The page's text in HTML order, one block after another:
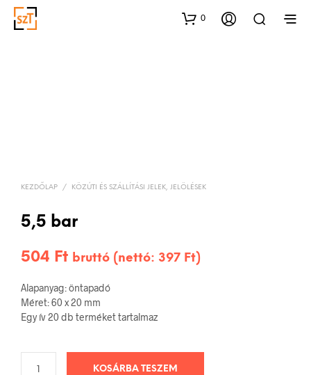
0
KEZDŐLAP / KÖZÚTI ÉS SZÁLLÍTÁSI JELEK, JELÖLÉSEK
5,5 bar
504 Ft bruttó (nettó: 397 Ft)
Alapanyag: öntapadó
Méret: 60 x 20 mm
Egy ív 20 db terméket tartalmaz
KOSÁRBA TESZEM